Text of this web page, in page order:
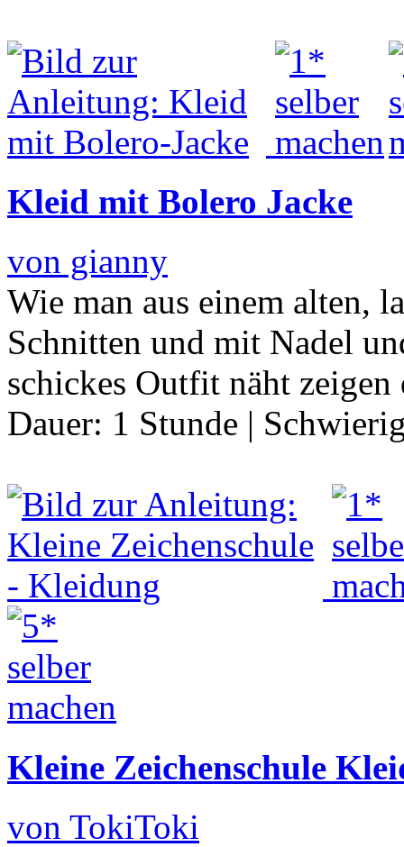
Kleid mit Bolero Jacke
von gianny
Wie man aus einem alten,
Schnitten und mit Nadel
schickes Outfit näht
Dauer: 1 Stunde |
Kleine Zeichenschule
von TokiToki